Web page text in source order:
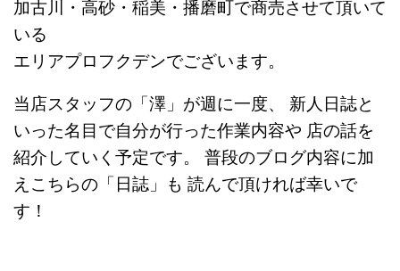
加古川・高砂・稲美・播磨町で商売させて頂いて
いる
エリアプロフクデンでございます。
当店スタッフの「澤」が週に一度、 新人日誌と
いった名目で自分が行った作業内容や 店の話を
紹介していく予定です。 普段のブログ内容に加
えこちらの「日誌」も 読んで頂ければ幸いで
す！